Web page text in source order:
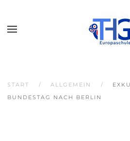
START ALLGEMEIN
BUNDESTAG NACH BERLIN